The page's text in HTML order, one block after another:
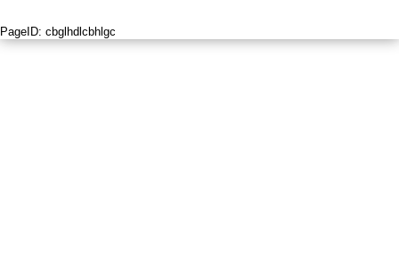
PageID: cbglhdlcbhlgc